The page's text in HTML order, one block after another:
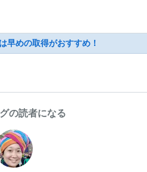
早めの取得がおすすめ！
の読者になる